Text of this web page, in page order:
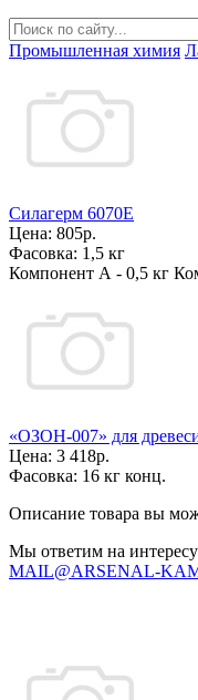
Промышленная химия
Силагерм 6070Е
Цена: 805р.
Фасовка: 1,5 кг
Компонент А - 0,5 кг
«ОЗОН-007» для
Цена: 3 418р.
Фасовка: 16 кг конц.
Описание товара вы
Мы ответим на
MAIL@ARSENAL-